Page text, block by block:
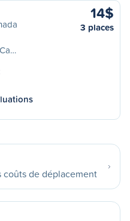
14$
3 places
de déplacement